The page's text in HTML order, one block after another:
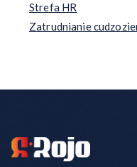
Strefa HR
Zatrudnianie